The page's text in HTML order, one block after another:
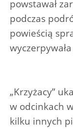
powstawał
podczas
powieścią
„Krzyżacy”
w odcinkach
kilku innych